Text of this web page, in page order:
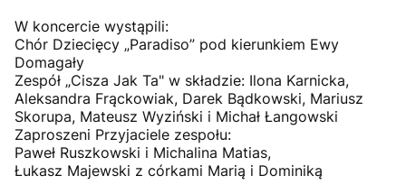
W koncercie wystąpili:
Chór Dziecięcy „Paradiso” pod kierunkiem Ewy
Domagały
Zespół „Cisza Jak Ta" w składzie: Ilona Karnicka,
Aleksandra Frąckowiak, Darek Bądkowski, Mariusz
Skorupa, Mateusz Wyziński i Michał Łangowski
Zaproszeni Przyjaciele zespołu:
Paweł Ruszkowski i Michalina Matias,
Łukasz Majewski z córkami Marią i Dominiką